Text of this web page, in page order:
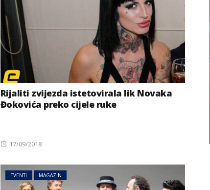
Rijaliti zvijezda istetovirala lik Novaka
Đokovića preko cijele ruke
Posted
17/09/2018
EVENTI MAGAZIN
AUSTRIJA NOVOSTI